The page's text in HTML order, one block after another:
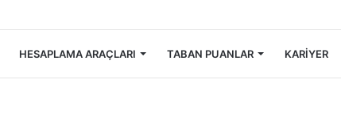
HESAPLAMA ARAÇLARI TABAN PUANLAR KARIYER